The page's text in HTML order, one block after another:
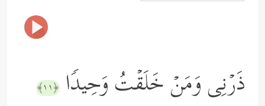
ذَرۡنِی وَمَنۡ خَلَقۡتُ وَحِیدࣰا ﴿١١﴾